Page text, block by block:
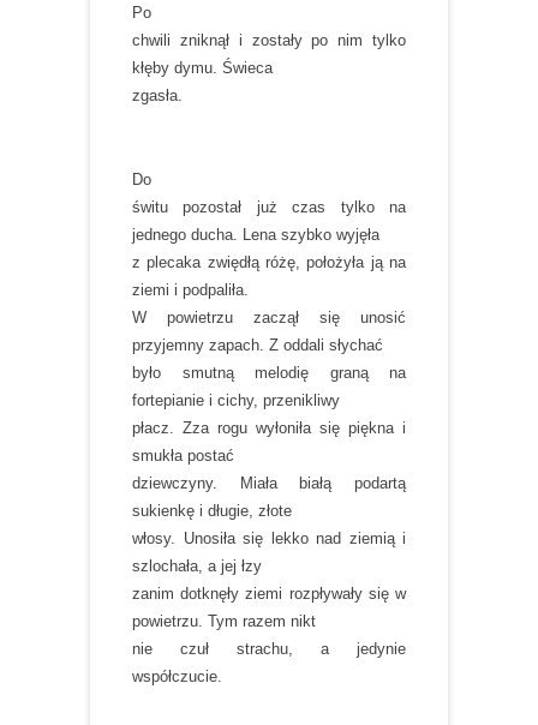
Po
chwili zniknął i zostały po nim tylko
kłęby dymu. Świeca
zgasła.
Do
świtu pozostał już czas tylko na
jednego ducha. Lena szybko wyjęła
z plecaka zwiędłą różę, położyła ją na
ziemi i podpaliła.
W powietrzu zaczął się unosić
przyjemny zapach. Z oddali słychać
było smutną melodię graną na
fortepianie i cichy, przenikliwy
płacz. Zza rogu wyłoniła się piękna i
smukła postać
dziewczyny. Miała białą podartą
sukienkę i długie, złote
włosy. Unosiła się lekko nad ziemią i
szlochała, a jej łzy
zanim dotknęły ziemi rozpływały się w
powietrzu. Tym razem nikt
nie czuł strachu, a jedynie
współczucie.